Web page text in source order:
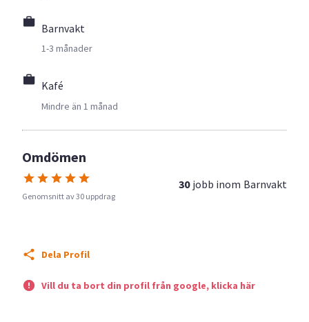
Barnvakt
1-3 månader
Kafé
Mindre än 1 månad
Omdömen
Genomsnitt av 30 uppdrag
30 jobb inom Barnvakt
Dela Profil
Vill du ta bort din profil från google, klicka här